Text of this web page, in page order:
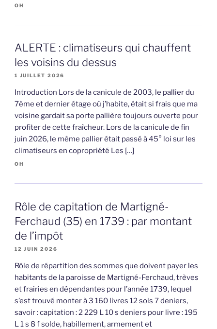
OH
ALERTE : climatiseurs qui chauffent
les voisins du dessus
1 JUILLET 2026
Introduction Lors de la canicule de 2003, le pallier du
7ème et dernier étage où j’habite, était si frais que ma
voisine gardait sa porte pallière toujours ouverte pour
profiter de cette fraîcheur. Lors de la canicule de fin
juin 2026, le même pallier était passé à 45° loi sur les
climatiseurs en copropriété Les […]
OH
Rôle de capitation de Martigné-
Ferchaud (35) en 1739 : par montant
de l’impôt
12 JUIN 2026
Rôle de répartition des sommes que doivent payer les
habitants de la paroisse de Martigné-Ferchaud, trèves
et frairies en dépendantes pour l’année 1739, lequel
s’est trouvé monter à 3 160 livres 12 sols 7 deniers,
savoir : capitation : 2 229 L 10 s deniers pour livre : 195
L 1 s 8 f solde, habillement, armement et